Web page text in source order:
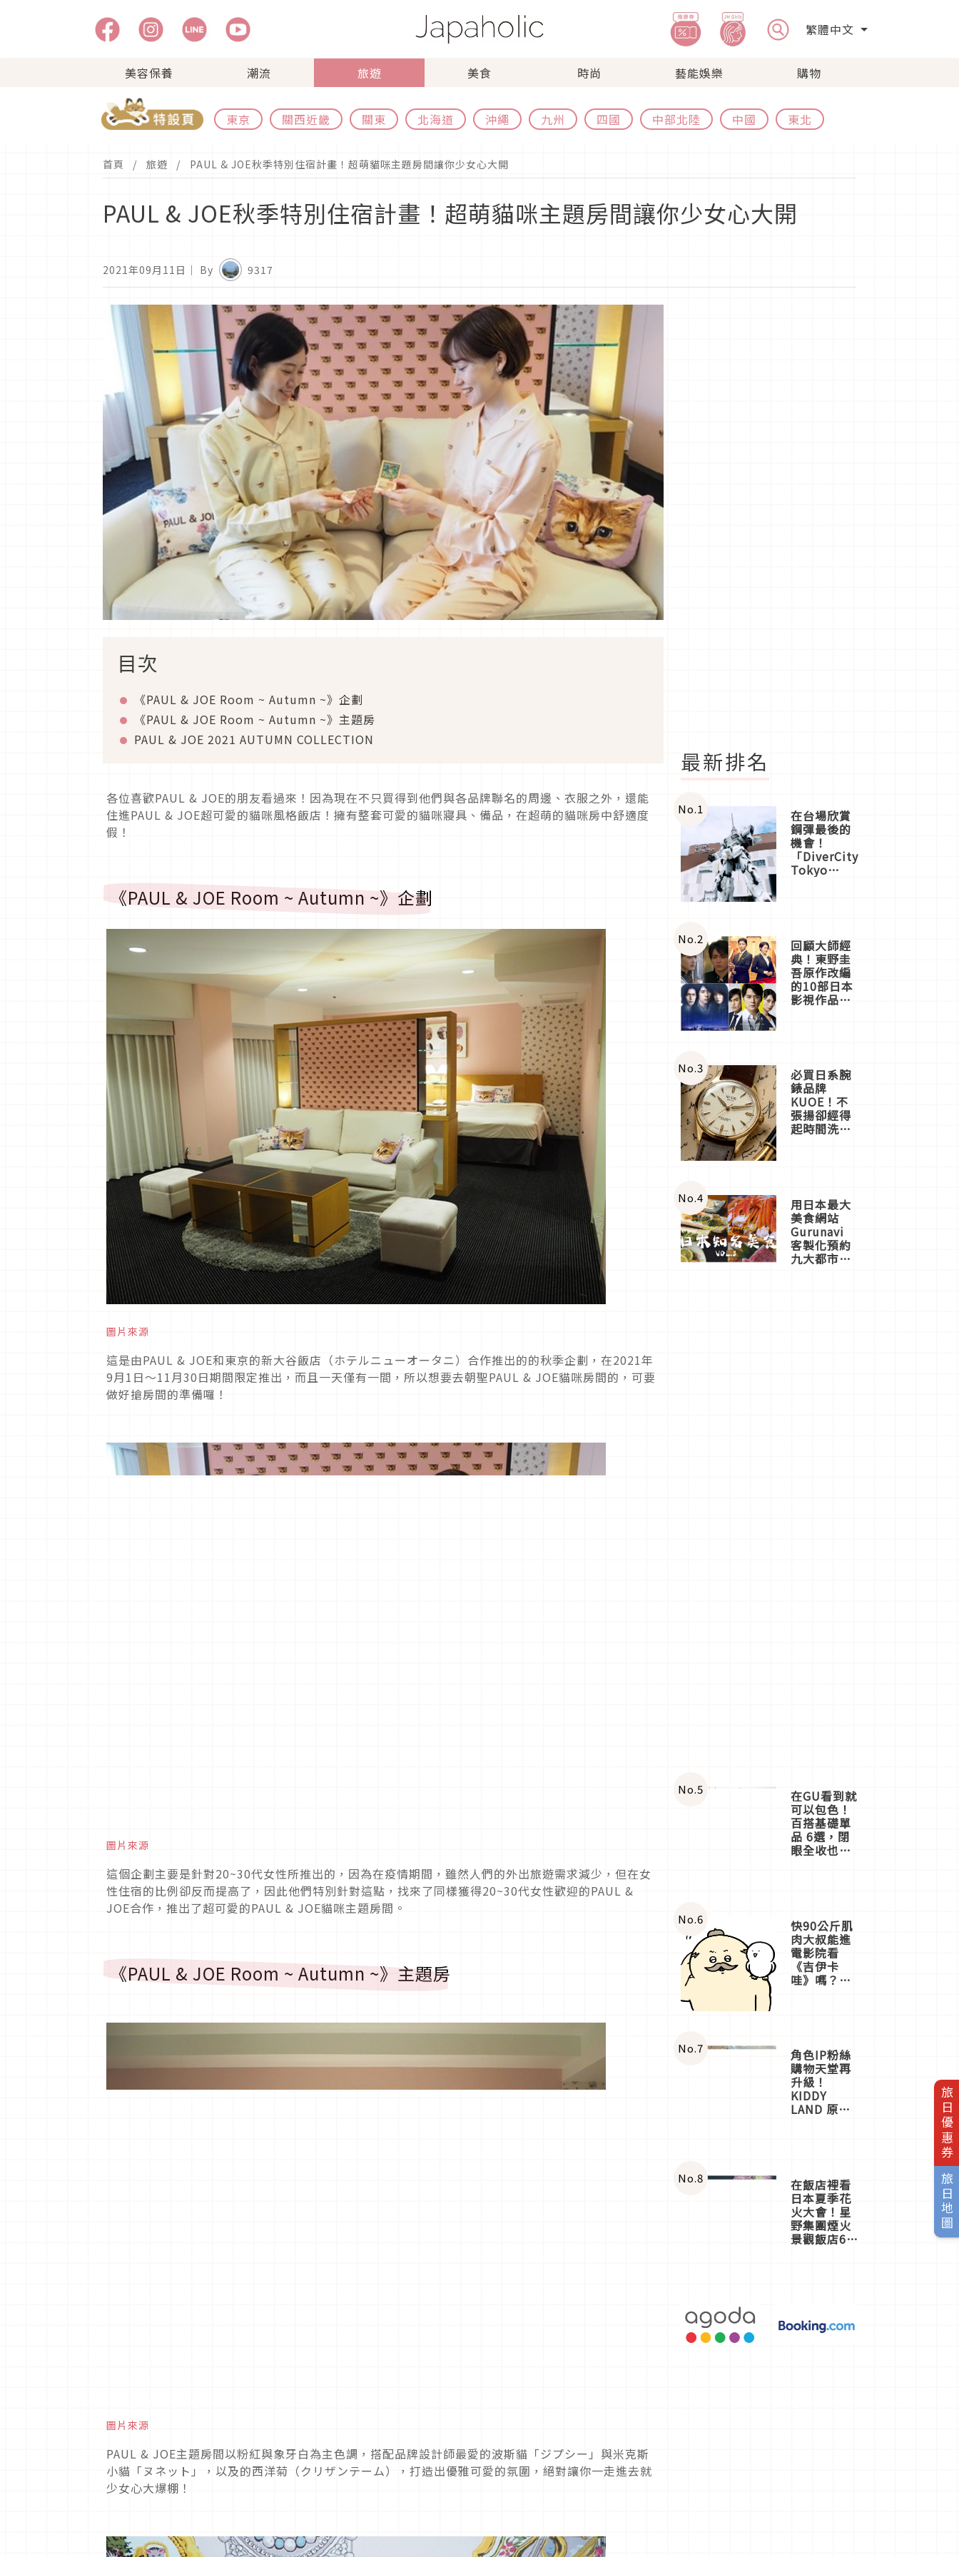
繁體中文
美容保養 潮流 旅遊 美食 時尚 藝能娛樂 購物
東京 關西近畿 關東 北海道 沖繩 九州 四國 中部北陸 中國 東北
旅日優惠券
旅日地圖
首頁 旅遊 PAUL & JOE秋季特別住宿計畫！超萌貓咪主題房間讓你少女心大開
PAUL & JOE秋季特別住宿計畫！超萌貓咪主題房間讓你少女心大開
2021年09月11日 ｜ By 9317
目次
《PAUL & JOE Room ~ Autumn ~》企劃
《PAUL & JOE Room ~ Autumn ~》主題房
PAUL & JOE 2021 AUTUMN COLLECTION
各位喜歡PAUL & JOE的朋友看過來！因為現在不只買得到他們與各品牌聯名的周邊、衣服之外，還能
住進PAUL & JOE超可愛的貓咪風格飯店！擁有整套可愛的貓咪寢具、備品，在超萌的貓咪房中舒適度
假！
《PAUL & JOE Room ~ Autumn ~》企劃
圖片來源
這是由PAUL & JOE和東京的新大谷飯店（ホテルニューオータニ）合作推出的的秋季企劃，在2021年
9月1日～11月30日期間限定推出，而且一天僅有一間，所以想要去朝聖PAUL & JOE貓咪房間的，可要
做好搶房間的準備囉！
圖片來源
這個企劃主要是針對20~30代女性所推出的，因為在疫情期間，雖然人們的外出旅遊需求減少，但在女
性住宿的比例卻反而提高了，因此他們特別針對這點，找來了同樣獲得20~30代女性歡迎的PAUL &
JOE合作，推出了超可愛的PAUL & JOE貓咪主題房間。
《PAUL & JOE Room ~ Autumn ~》主題房
圖片來源
PAUL & JOE主題房間以粉紅與象牙白為主色調，搭配品牌設計師最愛的波斯貓「ジプシー」與米克斯
小貓「ヌネット」，以及的西洋菊（クリザンテーム），打造出優雅可愛的氛圍，絕對讓你一走進去就
少女心大爆棚！
最新排名
No.1 在台場欣賞
鋼彈最後的
機會！
「DiverCity
Tokyo
體驗
No.2 回顧大師經
典！東野圭
吾原作改編
的10部日本
影視作品推
No.3 必買日系腕
錶品牌
KUOE！不
張揚卻經得
起時間洗鍊
No.4 用日本最大
美食網站
Gurunavi
客製化預約
九大都市餐
No.5 在GU看到就
可以包色！
百搭基礎單
品 6選，閉
眼全收也不
No.6 快90公斤肌
肉大叔能進
電影院看
《吉伊卡
哇》嗎？日
一同給出了
答案
No.7 角色IP粉絲
購物天堂再
升級！
KIDDY
LAND 原宿
店3分即達
No.8 在飯店裡看
日本夏季花
火大會！星
野集團煙火
景觀飯店6